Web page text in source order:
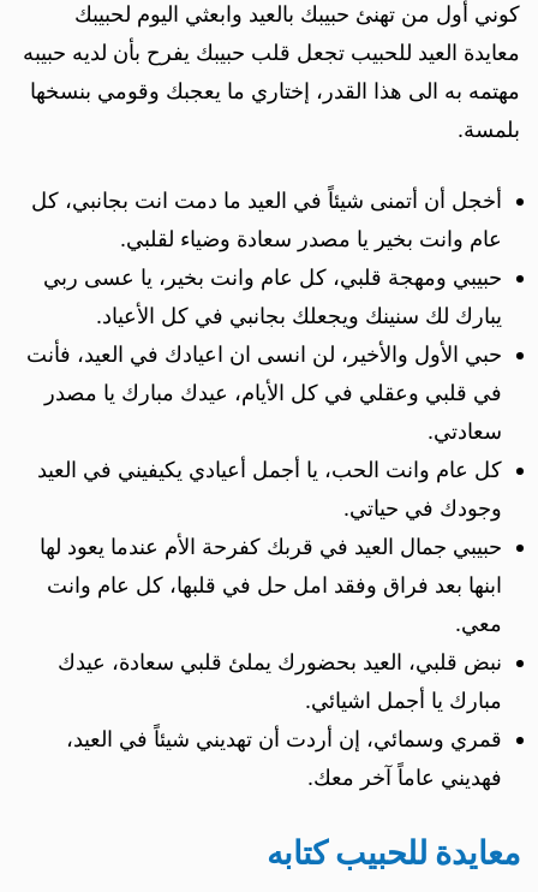
كوني أول من تهنئ حبيبك بالعيد وابعثي اليوم لحبيبك
معايدة العيد للحبيب تجعل قلب حبيبك يفرح بأن لديه حبيبه
مهتمه به الى هذا القدر، إختاري ما يعجبك وقومي بنسخها
بلمسة.
أخجل أن أتمنى شيئاً في العيد ما دمت انت بجانبي، كل
عام وانت بخير يا مصدر سعادة وضياء لقلبي.
حبيبي ومهجة قلبي، كل عام وانت بخير، يا عسى ربي
يبارك لك سنينك ويجعلك بجانبي في كل الأعياد.
حبي الأول والأخير، لن انسى ان اعيادك في العيد، فأنت
في قلبي وعقلي في كل الأيام، عيدك مبارك يا مصدر
سعادتي.
كل عام وانت الحب، يا أجمل أعيادي يكيفيني في العيد
وجودك في حياتي.
حبيبي جمال العيد في قربك كفرحة الأم عندما يعود لها
ابنها بعد فراق وفقد امل حل في قلبها، كل عام وانت
معي.
نبض قلبي، العيد بحضورك يملئ قلبي سعادة، عيدك
مبارك يا أجمل اشيائي.
قمري وسمائي، إن أردت أن تهديني شيئاً في العيد،
فهديني عاماً آخر معك.
معايدة للحبيب كتابه